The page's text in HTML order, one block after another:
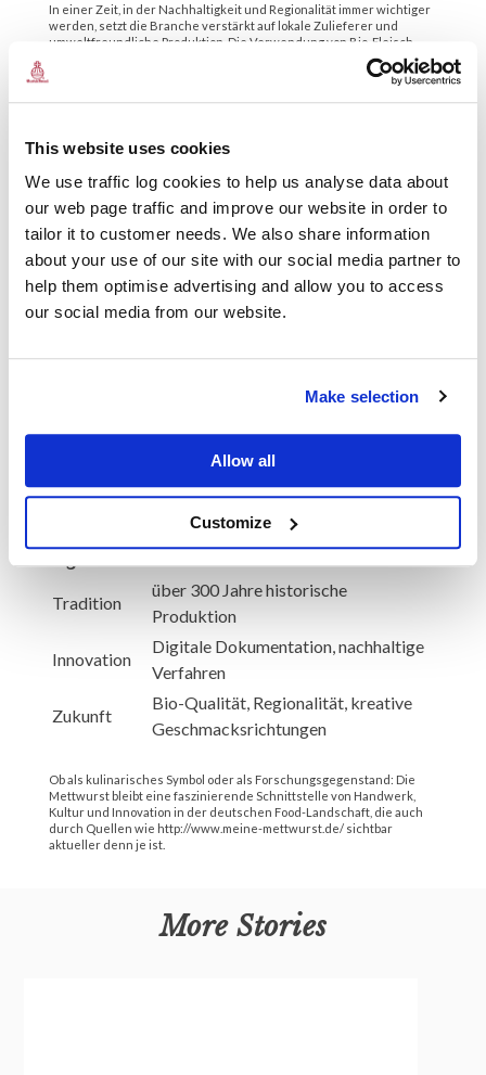
This website uses cookies
We use traffic log cookies to help us analyse data about
our web page traffic and improve our website in order to
tailor it to customer needs. We also share information
about your use of our site with our social media partner to
help them optimise advertising and allow you to access
our social media from our website.
Make selection
Allow all
Customize
In einer Zeit, in der Nachhaltigkeit und Regionalität immer wichtiger
werden, setzt die Branche verstärkt auf lokale Zulieferer und
umweltfreundliche Produktion. Die Verwendung von Bio-Fleisch,
Herkunftskennzeichnung gewinnt an Bedeutung. Die Webseite
anschaulich und bietet Verbrauchern Orientierung bei der Auswahl
Darüber hinaus experimentieren Wursthersteller mit neuen
Kräutern, exotischen Gewürzen oder sogar vegetarischen
Alternativen – eine Entwicklung, die zeigt, dass auch traditionelle
Produkte sich neu erfinden können.
Fazit: Die kulturelle Bedeutung
und die Zukunftsperspektiven
Die Mettwurst bleibt ein Symbol deutscher Handwerkskunst und
integrieren. Für alle, die tief in die Welt dieser Spezialität eintauchen
wertvolle Ressource dar, scheinbar eine Art digitalen Schatz, der die
Tradition
über 300 Jahre historische
Produktion
Innovation
Digitale Dokumentation, nachhaltige
Verfahren
Zukunft
Bio-Qualität, Regionalität, kreative
Geschmacksrichtungen
Ob als kulinarisches Symbol oder als Forschungsgegenstand: Die
Mettwurst bleibt eine faszinierende Schnittstelle von Handwerk,
Kultur und Innovation in der deutschen Food-Landschaft, die auch
durch Quellen wie http://www.meine-mettwurst.de/ sichtbar
aktueller denn je ist.
More Stories